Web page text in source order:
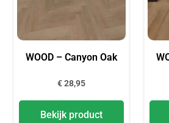
WOOD – Canyon Oak
€28,95
Bekijk product